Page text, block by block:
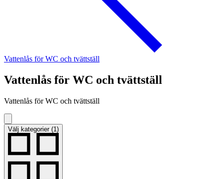
Vattenlås för WC och tvättställ
Vattenlås för WC och tvättställ
Vattenlås för WC och tvättställ
Välj kategorier (1)